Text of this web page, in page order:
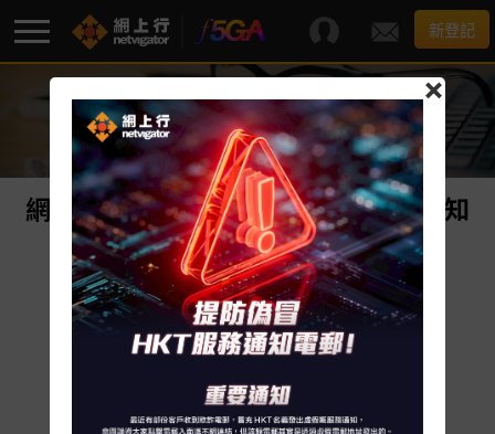
×
新登記
F5G-A 超級寬頻
最新優惠
寬頻服務
額外服務
服務支援
客戶資訊
網上行電郵服務升級及修訂服務通知
2021年4月28日
網上行電郵服務將計劃於今年內*升級，屆
時自動由現有版本進行更新至升級版。完成
更新後，客戶將可於網上行電郵服務體驗耳
目一新的介面，及一項新增功能。